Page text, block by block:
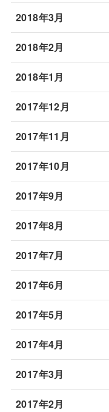
2018年3月
2018年2月
2018年1月
2017年12月
2017年11月
2017年10月
2017年9月
2017年8月
2017年7月
2017年6月
2017年5月
2017年4月
2017年3月
2017年2月